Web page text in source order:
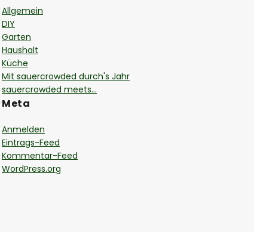
Allgemein
DIY
Garten
Haushalt
Küche
Mit sauercrowded durch's Jahr
sauercrowded meets…
Meta
Anmelden
Eintrags-Feed
Kommentar-Feed
WordPress.org